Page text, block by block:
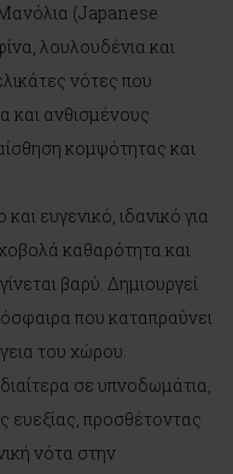
(Japanese
λουλουδένια και
νότες που
και ανθισμένους
κομψότητας και
ευγενικό, ιδανικό για
καθαρότητα και
βαρύ. Δημιουργεί
που καταπραΰνει
του χώρου.
σε υπνοδωμάτια,
ευεξίας, προσθέτοντας
νότα στην